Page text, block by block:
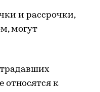
и рассрочки,
могут
относятся к